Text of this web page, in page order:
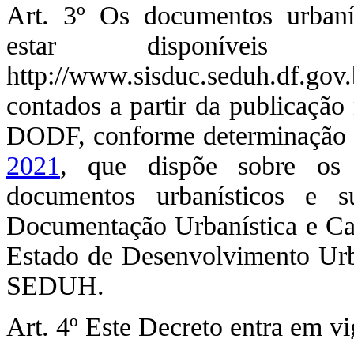
Art. 3º Os documentos
estar disponíveis
http://
contados a partir da
DODF, conforme
2021, que dispõe sobre os
documentos urbanísticos e
Documentação Urbanística e
Estado de Desenvolvimento
SEDUH.
Art. 4º Este Decreto entra em